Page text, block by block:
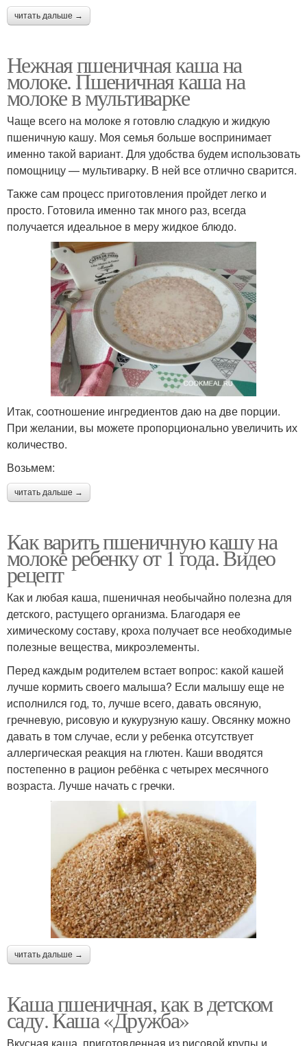
читать дальше →
Нежная пшеничная каша на
молоке. Пшеничная каша на
молоке в мультиварке
Чаще всего на молоке я готовлю сладкую и жидкую
пшеничную кашу. Моя семья больше воспринимает
именно такой вариант. Для удобства будем использовать
помощницу — мультиварку. В ней все отлично сварится.
Также сам процесс приготовления пройдет легко и
просто. Готовила именно так много раз, всегда
получается идеальное в меру жидкое блюдо.
Итак, соотношение ингредиентов даю на две порции.
При желании, вы можете пропорционально увеличить их
количество.
Возьмем:
читать дальше →
Как варить пшеничную кашу на
молоке ребенку от 1 года. Видео
рецепт
Как и любая каша, пшеничная необычайно полезна для
детского, растущего организма. Благодаря ее
химическому составу, кроха получает все необходимые
полезные вещества, микроэлементы.
Перед каждым родителем встает вопрос: какой кашей
лучше кормить своего малыша? Если малышу еще не
исполнился год, то, лучше всего, давать овсяную,
гречневую, рисовую и кукурузную кашу. Овсянку можно
давать в том случае, если у ребенка отсутствует
аллергическая реакция на глютен. Каши вводятся
постепенно в рацион ребёнка с четырех месячного
возраста. Лучше начать с гречки.
читать дальше →
Каша пшеничная, как в детском
саду. Каша «Дружба»